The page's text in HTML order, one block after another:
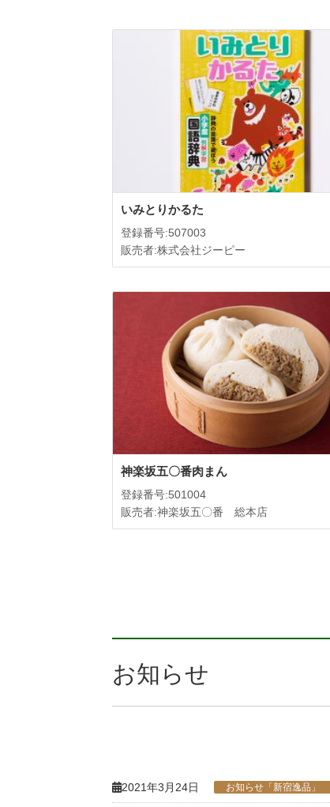
いみとりかるた
登録番号:507003
販売者:株式会社ジーピー
神楽坂五〇番肉まん
登録番号:501004
販売者:神楽坂五〇番 総本店
お知らせ
2021年3月24日 お知らせ「新宿逸品」